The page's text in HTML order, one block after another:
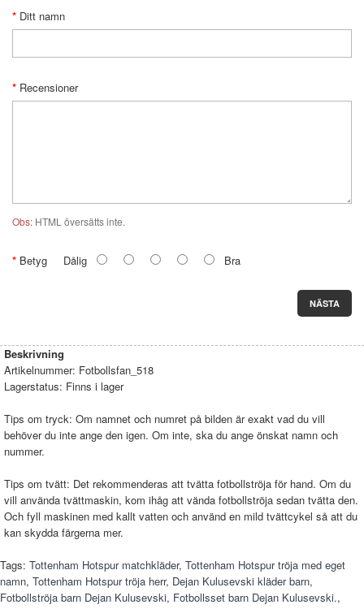
Ditt namn
Recensioner
Obs: HTML översätts inte.
Betyg Dålig Bra
NÄSTA
Beskrivning
Artikelnummer: Fotbollsfan_518
Lagerstatus: Finns i lager
Tips om tryck: Om namnet och numret på bilden är exakt vad du vill
behöver du inte ange den igen. Om inte, ska du ange önskat namn och
nummer.
Tips om tvätt: Det rekommenderas att tvätta fotbollströja för hand. Om du
vill använda tvättmaskin, kom ihåg att vända fotbollströja sedan tvätta den.
Och fyll maskinen med kallt vatten och använd en mild tvättcykel så att du
kan skydda färgerna mer.
Tags: Tottenham Hotspur matchkläder, Tottenham Hotspur tröja med eget
namn, Tottenham Hotspur tröja herr, Dejan Kulusevski kläder barn,
Fotbollströja barn Dejan Kulusevski, Fotbollsset barn Dejan Kulusevski.,